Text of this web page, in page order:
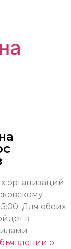
организаций
Для обеих
в
о